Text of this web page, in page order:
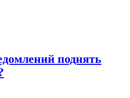
поднять